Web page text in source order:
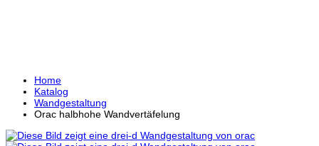
Home
Katalog
Wandgestaltung
Orac halbhohe Wandvertäfelung